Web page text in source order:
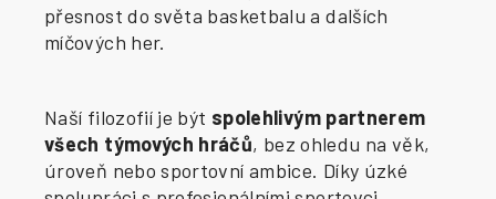
přesnost do světa basketbalu a dalších
míčových her.
Naší filozofií je být spolehlivým partnerem
všech týmových hráčů, bez ohledu na věk,
úroveň nebo sportovní ambice. Díky úzké